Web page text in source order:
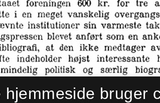
hjemmeside bruger